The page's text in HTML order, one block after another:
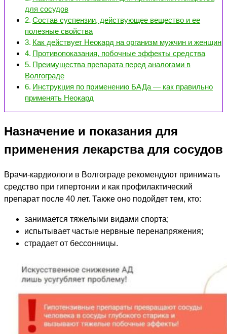
для сосудов
Состав суспензии, действующее вещество и ее
полезные свойства
Как действует Неокард на организм мужчин и женщин
Противопоказания, побочные эффекты средства
Преимущества препарата перед аналогами в
Волгограде
Инструкция по применению БАДа — как правильно
применять Неокард
Назначение и показания для
применения лекарства для сосудов
Врачи-кардиологи в Волгограде рекомендуют принимать
средство при гипертонии и как профилактический
препарат после 40 лет. Также оно подойдет тем, кто:
занимается тяжелыми видами спорта;
испытывает частые нервные перенапряжения;
страдает от бессонницы.